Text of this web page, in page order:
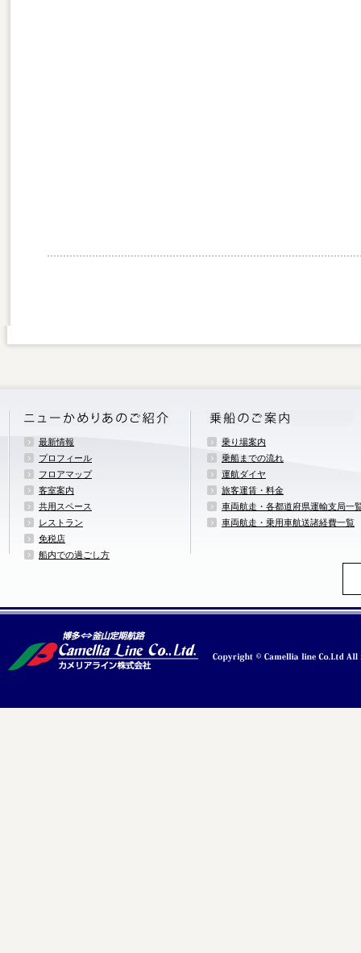
最新情報
プロフィール
フロアマップ
客室案内
共用スペース
レストラン
免税店
船内での過ごし方
乗り場案内
乗船までの流れ
運航ダイヤ
旅客運賃・料金
車両航走・各都道府県運輸支局一
車両航走・乗用車航送諸経費一覧